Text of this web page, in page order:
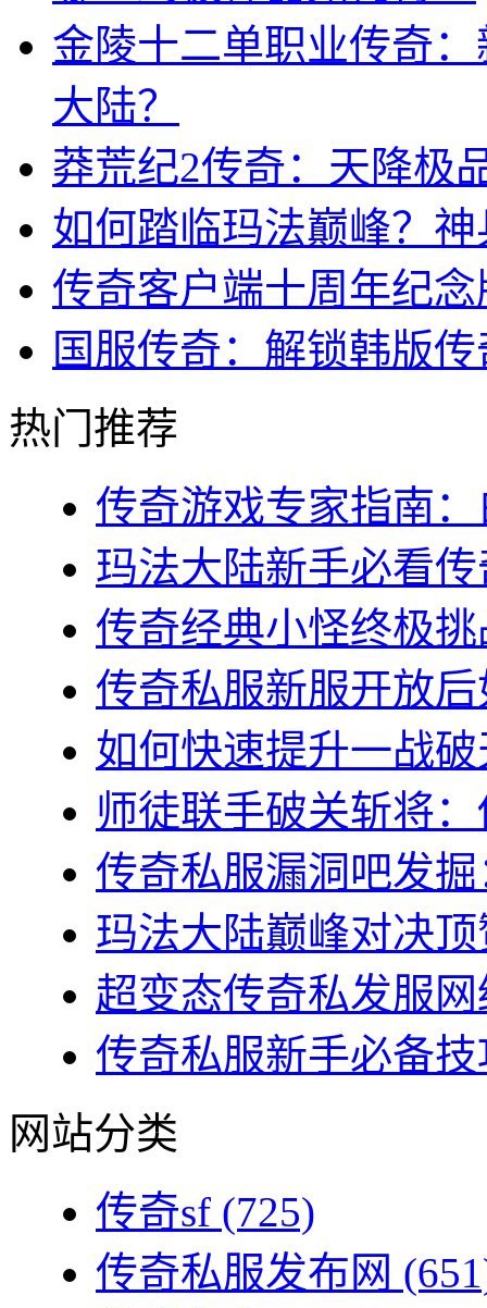
金陵十二单职业传奇
大陆？
莽荒纪2传奇：天降极
如何踏临玛法巅峰？
传奇客户端十周年纪
国服传奇：解锁韩版
热门推荐
传奇游戏专家指南
玛法大陆新手必看
传奇经典小怪终极
传奇私服新服开放
如何快速提升一战
师徒联手破关斩将
传奇私服漏洞吧发
玛法大陆巅峰对决
超变态传奇私发服
传奇私服新手必备
网站分类
传奇sf (725)
传奇私服发布网